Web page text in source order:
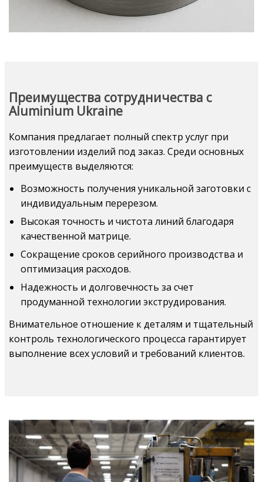
Преимущества сотрудничества с
Aluminium Ukraine
Компания предлагает полный спектр услуг при
изготовлении изделий под заказ. Среди основных
преимуществ выделяются:
Возможность получения уникальной заготовки с
индивидуальным перерезом.
Высокая точность и чистота линий благодаря
качественной матрице.
Сокращение сроков серийного производства и
оптимизация расходов.
Надежность и долговечность за счет
продуманной технологии экструдирования.
Внимательное отношение к деталям и тщательный
контроль технологического процесса гарантирует
выполнение всех условий и требований клиентов.